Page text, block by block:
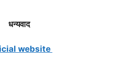
धन्यवाद
website